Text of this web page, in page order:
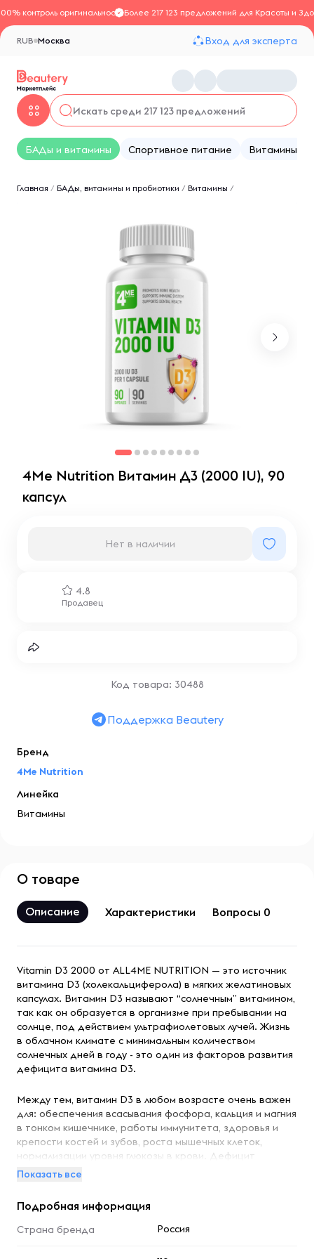
контроль оригинальностиБолее 217 123 предложений для Красоты и
Москва
RUB Вход для эксперта
БАДы и витамины Спортивное питание Витамины
Главная / БАДы, витамины и пробиотики / Витамины /
4Me Nutrition Витамин Д3 (2000 IU), 90
капсул
4.8
Продавец
Нет в наличии
Код товара: 30488
Поддержка Beautery
Бренд
4Me Nutrition
Линейка
Витамины
О товаре
Описание Характеристики Вопросы 0
Vitamin D3 2000 от ALL4ME NUTRITION — это источник
витамина D3 (холекальциферола) в мягких желатиновых
капсулах. Витамин D3 называют “солнечным” витамином,
так как он образуется в организме при пребывании на
солнце, под действием ультрафиолетовых лучей. Жизнь
в облачном климате с минимальным количеством
солнечных дней в году - это один из факторов развития
дефицита витамина D3.
Между тем, витамин D3 в любом возрасте очень важен
для: обеспечения всасывания фосфора, кальция и магния
в тонком кишечнике, работы иммунитета, здоровья и
крепости костей и зубов, роста мышечных клеток,
нормализации уровня глюкозы в крови. Дефицит
витамина D3 также связывают с высоким риском
ухудшения памяти, бессонницы.
Показать все
Подробная информация
Страна бренда Россия